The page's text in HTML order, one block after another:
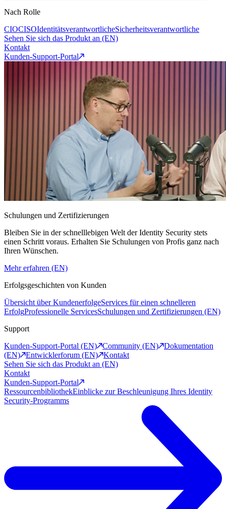
Nach Rolle
CIOCISOIdentitätsverantwortlicheSicherheitsverantwortliche
Sehen Sie sich das Produkt an (EN)
Kontakt
Kunden-Support-Portal
Schulungen und Zertifizierungen
Bleiben Sie in der schnelllebigen Welt der Identity Security stets
einen Schritt voraus. Erhalten Sie Schulungen von Profis ganz nach
Ihren Wünschen.
Mehr erfahren (EN)
Erfolgsgeschichten von Kunden
Übersicht über KundenerfolgeServices für einen schnelleren
ErfolgProfessionelle ServicesSchulungen und Zertifizierungen (EN)
Support
Kunden-Support-Portal (EN)
Community (EN)
Dokumentation
(EN)
Entwicklerforum (EN)
Kontakt
Sehen Sie sich das Produkt an (EN)
Kontakt
Kunden-Support-Portal
RessourcenbibliothekEinblicke zur Beschleunigung Ihres Identity
Security-Programms